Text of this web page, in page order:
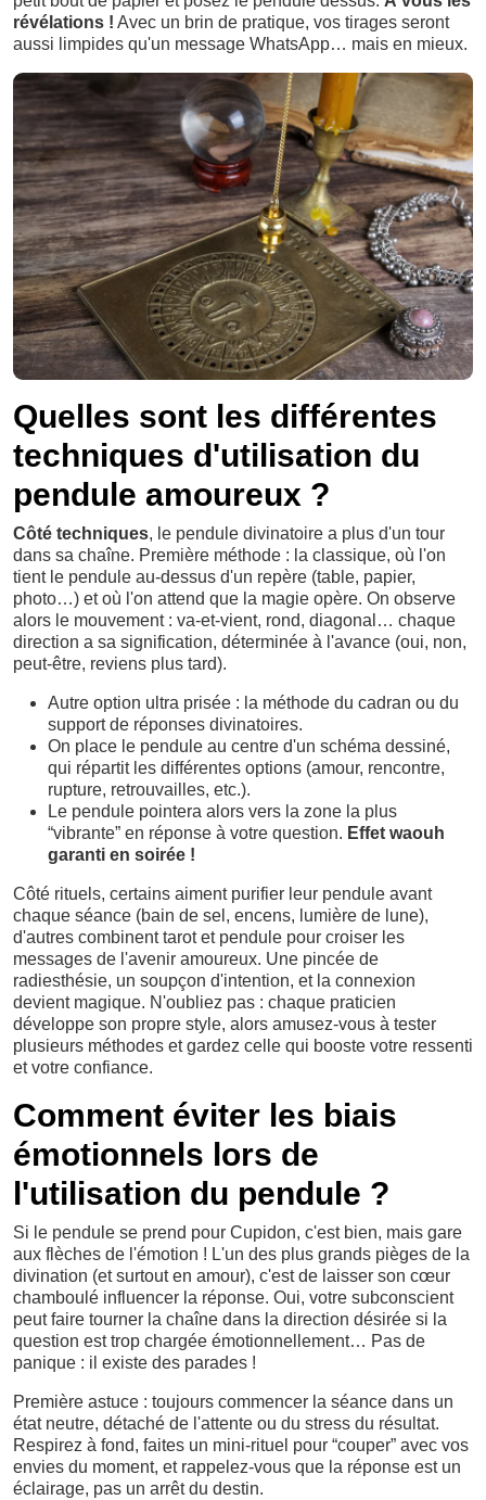
révélations ! Avec un brin de pratique, vos tirages seront
aussi limpides qu'un message WhatsApp… mais en mieux.
Quelles sont les différentes
techniques d'utilisation du
pendule amoureux ?
Côté techniques, le pendule divinatoire a plus d'un tour
dans sa chaîne. Première méthode : la classique, où l'on
tient le pendule au-dessus d'un repère (table, papier,
photo…) et où l'on attend que la magie opère. On observe
alors le mouvement : va-et-vient, rond, diagonal… chaque
direction a sa signification, déterminée à l'avance (oui, non,
peut-être, reviens plus tard).
Autre option ultra prisée : la méthode du cadran ou du
support de réponses divinatoires.
On place le pendule au centre d'un schéma dessiné,
qui répartit les différentes options (amour, rencontre,
rupture, retrouvailles, etc.).
Le pendule pointera alors vers la zone la plus
“vibrante” en réponse à votre question. Effet waouh
garanti en soirée !
Côté rituels, certains aiment purifier leur pendule avant
chaque séance (bain de sel, encens, lumière de lune),
d'autres combinent tarot et pendule pour croiser les
messages de l'avenir amoureux. Une pincée de
radiesthésie, un soupçon d'intention, et la connexion
devient magique. N'oubliez pas : chaque praticien
développe son propre style, alors amusez-vous à tester
plusieurs méthodes et gardez celle qui booste votre ressenti
et votre confiance.
Comment éviter les biais
émotionnels lors de
l'utilisation du pendule ?
Si le pendule se prend pour Cupidon, c'est bien, mais gare
aux flèches de l'émotion ! L'un des plus grands pièges de la
divination (et surtout en amour), c'est de laisser son cœur
chamboulé influencer la réponse. Oui, votre subconscient
peut faire tourner la chaîne dans la direction désirée si la
question est trop chargée émotionnellement… Pas de
panique : il existe des parades !
Première astuce : toujours commencer la séance dans un
état neutre, détaché de l'attente ou du stress du résultat.
Respirez à fond, faites un mini-rituel pour “couper” avec vos
envies du moment, et rappelez-vous que la réponse est un
éclairage, pas un arrêt du destin.